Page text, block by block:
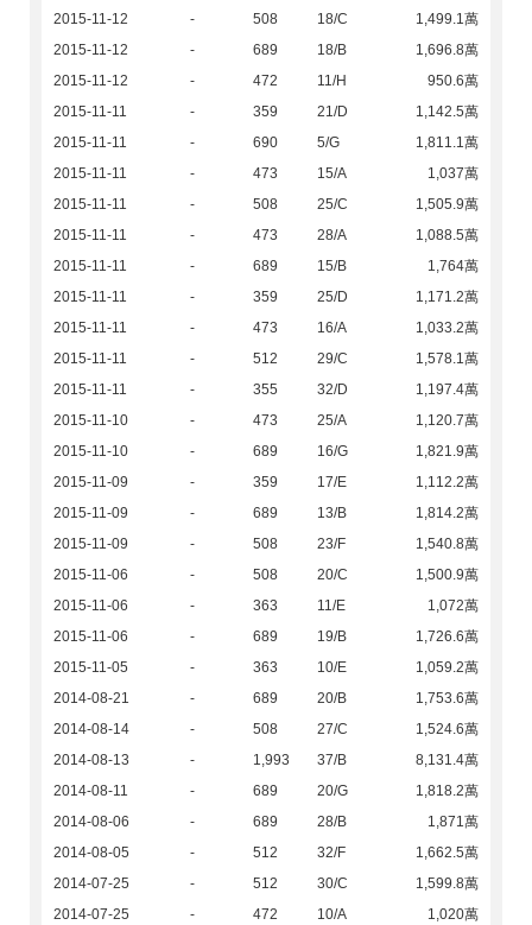
2015-11-12
- 508 18/C
1,499.1萬
2015-11-12
- 689 18/B
1,696.8萬
2015-11-12
- 472 11/H
950.6萬
2015-11-11
- 359 21/D
1,142.5萬
2015-11-11
- 690 5/G
1,811.1萬
2015-11-11
- 473 15/A
1,037萬
2015-11-11
- 508 25/C
1,505.9萬
2015-11-11
- 473 28/A
1,088.5萬
2015-11-11
- 689 15/B
1,764萬
2015-11-11
- 359 25/D
1,171.2萬
2015-11-11
- 473 16/A
1,033.2萬
2015-11-11
- 512 29/C
1,578.1萬
2015-11-11
- 355 32/D
1,197.4萬
2015-11-10
- 473 25/A
1,120.7萬
2015-11-10
- 689 16/G
1,821.9萬
2015-11-09
- 359 17/E
1,112.2萬
2015-11-09
- 689 13/B
1,814.2萬
2015-11-09
- 508 23/F
1,540.8萬
2015-11-06
- 508 20/C
1,500.9萬
2015-11-06
- 363 11/E
1,072萬
2015-11-06
- 689 19/B
1,726.6萬
2015-11-05
- 363 10/E
1,059.2萬
2014-08-21
- 689 20/B
1,753.6萬
2014-08-14
- 508 27/C
1,524.6萬
2014-08-13
- 1,993 37/B
8,131.4萬
2014-08-11
- 689 20/G
1,818.2萬
2014-08-06
- 689 28/B
1,871萬
2014-08-05
- 512 32/F
1,662.5萬
2014-07-25
- 512 30/C
1,599.8萬
2014-07-25
- 472 10/A
1,020萬